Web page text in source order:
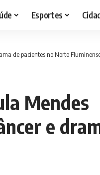
Esportes
de pacientes no Norte
Mendes
e